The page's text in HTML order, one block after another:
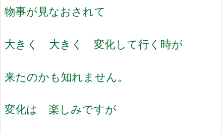
物事が見なおされて
大きく 大きく 変化して行く時が
来たのかも知れません。
変化は 楽しみですが